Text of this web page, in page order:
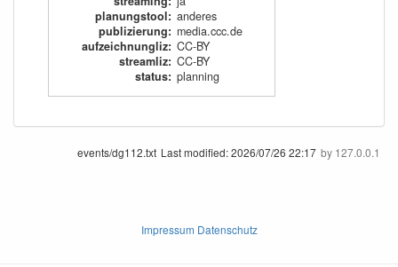
planungstool: anderes
publizierung: media.ccc.de
aufzeichnungliz: CC-BY
streamliz: CC-BY
status: planning
events/dg112.txt Last modified:2026/07/26 22:17 by 127.0.0.1
Impressum Datenschutz